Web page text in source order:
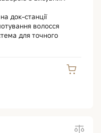
док-станції
волосся
для точного